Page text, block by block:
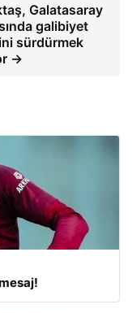
Galatasaray
galibiyet
sürdürmek
→